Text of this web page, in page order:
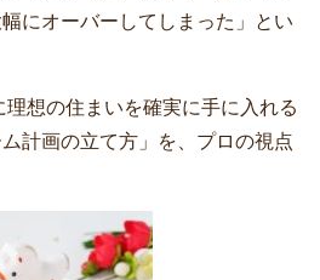
にオーバーしてしまった」とい
想の住まいを確実に手に入れる
計画の立て方」を、プロの視点